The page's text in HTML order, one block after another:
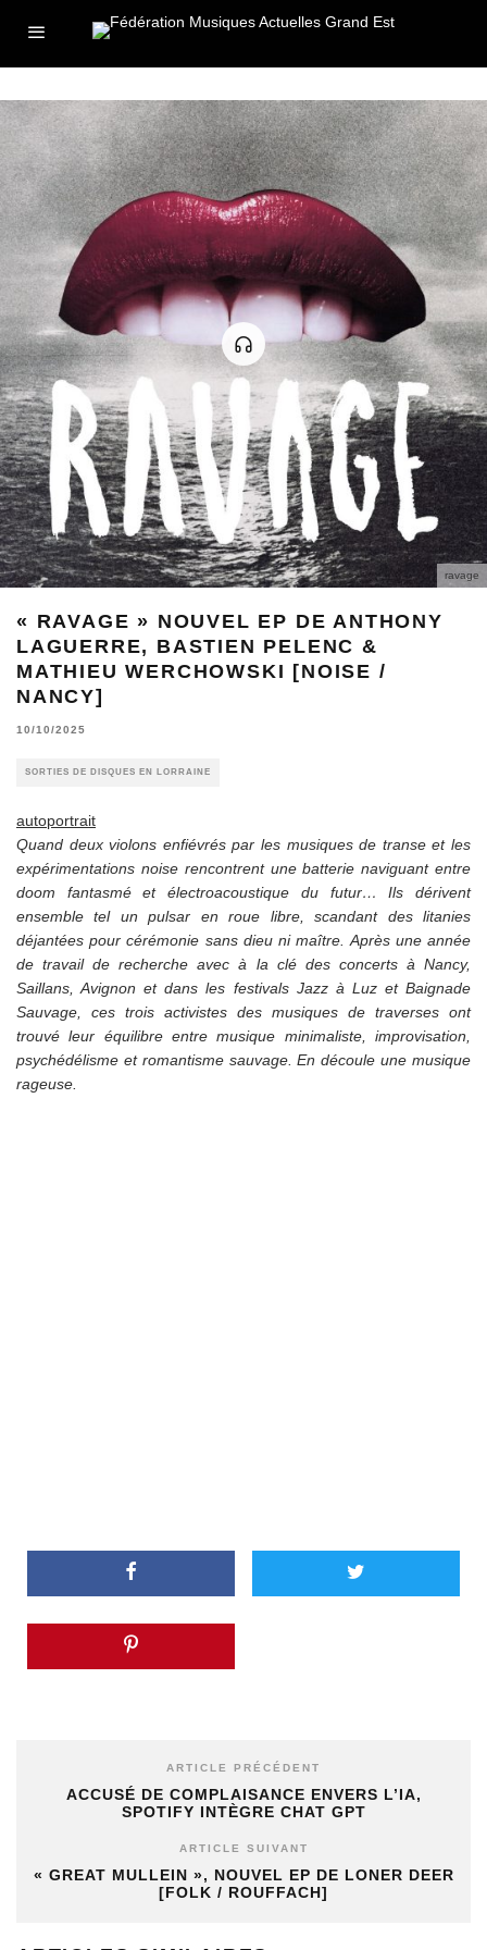
ravage
« RAVAGE » NOUVEL EP DE ANTHONY
LAGUERRE, BASTIEN PELENC &
MATHIEU WERCHOWSKI [NOISE /
NANCY]
10/10/2025
SORTIES DE DISQUES EN LORRAINE
autoportrait
Quand deux violons enfiévrés par les musiques de transe et les
expérimentations noise rencontrent une batterie naviguant entre
doom fantasmé et électroacoustique du futur… Ils dérivent
ensemble tel un pulsar en roue libre, scandant des litanies
déjantées pour cérémonie sans dieu ni maître. Après une année
de travail de recherche avec à la clé des concerts à Nancy,
Saillans, Avignon et dans les festivals Jazz à Luz et Baignade
Sauvage, ces trois activistes des musiques de traverses ont
trouvé leur équilibre entre musique minimaliste, improvisation,
psychédélisme et romantisme sauvage. En découle une musique
rageuse.
ARTICLE PRÉCÉDENT
ACCUSÉ DE COMPLAISANCE ENVERS L’IA,
SPOTIFY INTÈGRE CHAT GPT
ARTICLE SUIVANT
« GREAT MULLEIN », NOUVEL EP DE LONER DEER
[FOLK / ROUFFACH]